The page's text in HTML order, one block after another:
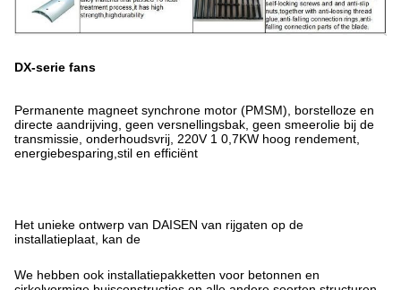
DX-serie fans
Permanente magneet synchrone motor (PMSM), borstelloze en
directe aandrijving, geen versnellingsbak, geen smeerolie bij de
transmissie, onderhoudsvrij, 220V 1 0,7KW hoog rendement,
energiebesparing,stil en efficiënt
Het unieke ontwerp van DAISEN van rijgaten op de
installatieplaat, kan de
We hebben ook installatiepakketten voor betonnen en